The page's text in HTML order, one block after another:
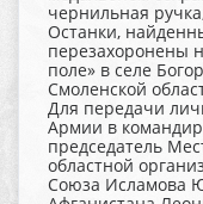
чернильная
Останки,
перезахоронены
поле» в селе
Смоленской
Для передачи
Армии в
председатель
областной
Союза Исламова